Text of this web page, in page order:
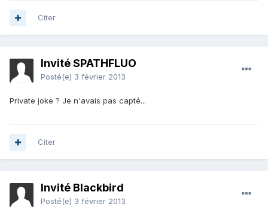
Citer
Invité SPATHFLUO
Posté(e) 3 février 2013
Private joke ? Je n'avais pas capté...
Citer
Invité Blackbird
Posté(e) 3 février 2013